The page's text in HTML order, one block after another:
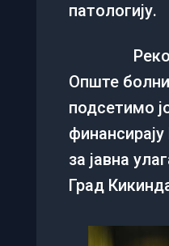
патологију.
Опште
подсетимо
за јавна
Град